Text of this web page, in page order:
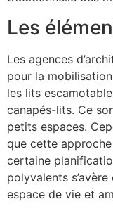
Les
Les agences
pour la
les lits
canapés-lits. Ce
petits espaces.
que cette
certaine
polyvalents
espace de vie et